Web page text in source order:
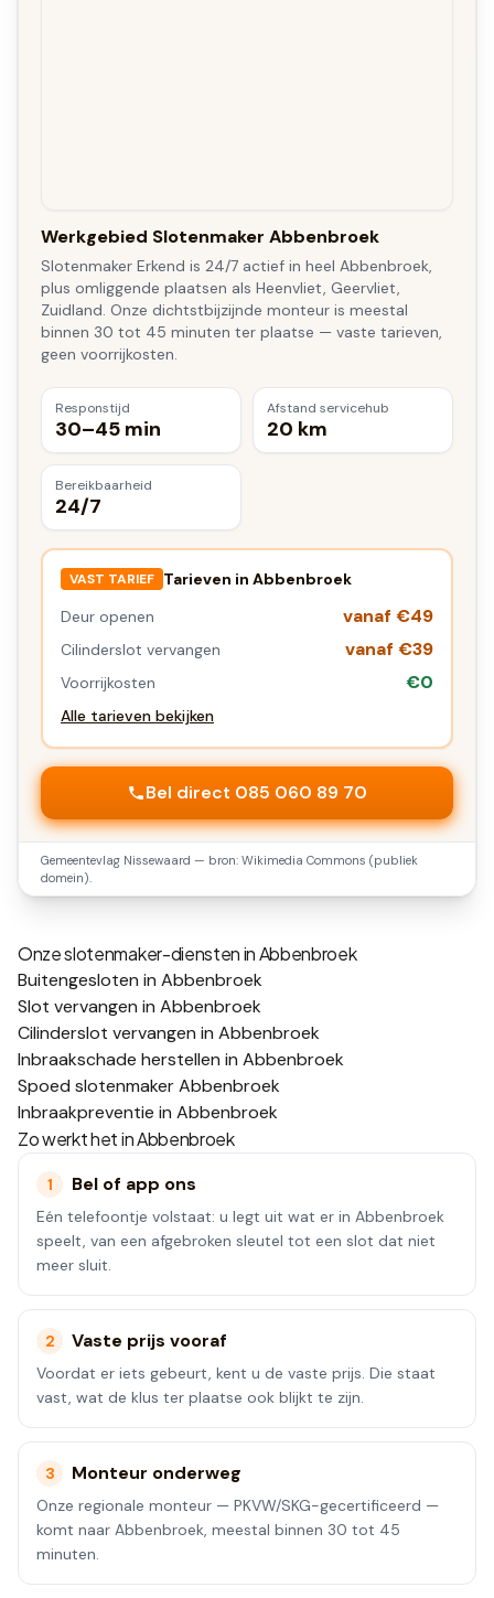
Werkgebied Slotenmaker Abbenbroek
Slotenmaker Erkend is 24/7 actief in heel Abbenbroek,
plus omliggende plaatsen als Heenvliet, Geervliet,
Zuidland. Onze dichtstbijzijnde monteur is meestal
binnen 30 tot 45 minuten ter plaatse — vaste tarieven,
geen voorrijkosten.
Responstijd
30–45 min
Afstand servicehub
20 km
Bereikbaarheid
24/7
VAST TARIEF Tarieven in Abbenbroek
Deur openen
vanaf €49
Cilinderslot vervangen vanaf €39
Voorrijkosten €0
Alle tarieven bekijken
Bel direct 085 060 89 70
Gemeentevlag Nissewaard — bron: Wikimedia Commons (publiek
domein).
Onze slotenmaker-diensten inAbbenbroek
Buitengesloten in Abbenbroek
Slot vervangen in Abbenbroek
Cilinderslot vervangen in Abbenbroek
Inbraakschade herstellen in Abbenbroek
Spoed slotenmaker Abbenbroek
Inbraakpreventie in Abbenbroek
Zo werkt het inAbbenbroek
1 Bel of app ons
Eén telefoontje volstaat: u legt uit wat er in Abbenbroek
speelt, van een afgebroken sleutel tot een slot dat niet
meer sluit.
2 Vaste prijs vooraf
Voordat er iets gebeurt, kent u de vaste prijs. Die staat
vast, wat de klus ter plaatse ook blijkt te zijn.
3 Monteur onderweg
Onze regionale monteur — PKVW/SKG-gecertificeerd —
komt naar Abbenbroek, meestal binnen 30 tot 45
minuten.